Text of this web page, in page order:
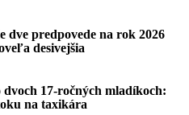
dve predpovede na rok 2026
desivejšia
17-ročných mladíkoch:
na taxikára